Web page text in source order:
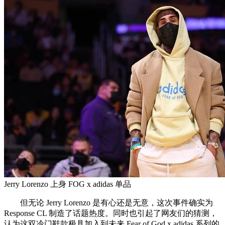
Jerry Lorenzo 上身 FOG x adidas 单品
但无论 Jerry Lorenzo 是有心还是无意，这次事件确实为
Response CL 制造了话题热度。同时也引起了网友们的猜测，